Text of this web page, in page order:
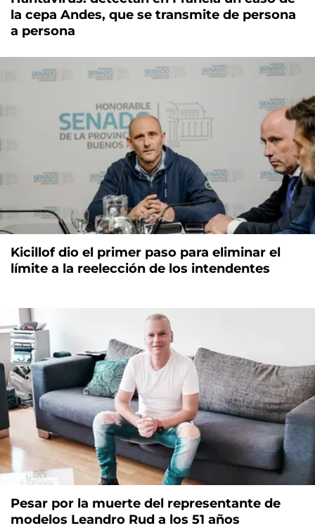
la cepa Andes, que se transmite de persona
a persona
Kicillof dio el primer paso para eliminar el
límite a la reelección de los intendentes
Pesar por la muerte del representante de
modelos Leandro Rud a los 51 años